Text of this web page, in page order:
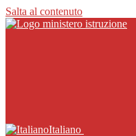
Salta al contenuto
Italiano